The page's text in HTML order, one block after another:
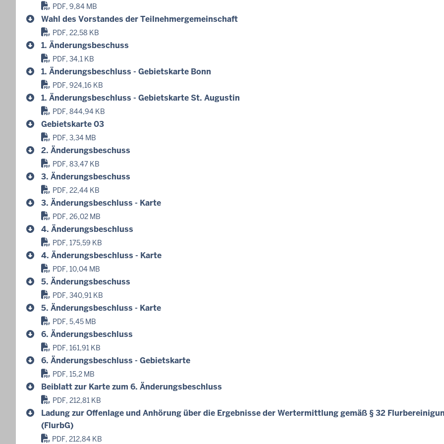
PDF, 9,84 MB
Wahl des Vorstandes der Teilnehmergemeinschaft
PDF, 22,58 KB
1. Änderungsbeschuss
PDF, 34,1 KB
1. Änderungsbeschluss - Gebietskarte Bonn
PDF, 924,16 KB
1. Änderungsbeschluss - Gebietskarte St. Augustin
PDF, 844,94 KB
Gebietskarte 03
PDF, 3,34 MB
2. Änderungsbeschuss
PDF, 83,47 KB
3. Änderungsbeschuss
PDF, 22,44 KB
3. Änderungsbeschluss - Karte
PDF, 26,02 MB
4. Änderungsbeschluss
PDF, 175,59 KB
4. Änderungsbeschluss - Karte
PDF, 10,04 MB
5. Änderungsbeschuss
PDF, 340,91 KB
5. Änderungsbeschluss - Karte
PDF, 5,45 MB
6. Änderungsbeschluss
PDF, 161,91 KB
6. Änderungsbeschluss - Gebietskarte
PDF, 15,2 MB
Beiblatt zur Karte zum 6. Änderungsbeschluss
PDF, 212,81 KB
Ladung zur Offenlage und Anhörung über die Ergebnisse der Wertermittlung gemäß § 32
(FlurbG)
PDF, 212,84 KB